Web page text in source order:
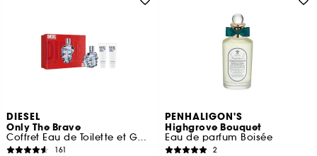
DIESEL
Only The Brave
Coffret Eau de Toilette et Gels Douche
161
PENHALIGON'S
Highgrove Bouquet
Eau de parfum Boisée
2